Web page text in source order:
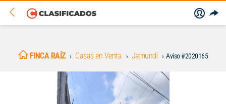
FINCA RAÍZ Casas en Venta Jamundí Aviso #2020165